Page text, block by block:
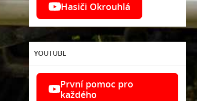
Hasiči Okrouhlá
YOUTUBE
První pomoc pro
každého